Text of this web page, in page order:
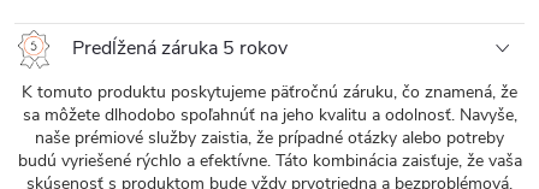
Predĺžená záruka 5 rokov
K tomuto produktu poskytujeme päťročnú záruku, čo znamená, že
sa môžete dlhodobo spoľahnúť na jeho kvalitu a odolnosť. Navyše,
naše prémiové služby zaistia, že prípadné otázky alebo potreby
budú vyriešené rýchlo a efektívne. Táto kombinácia zaisťuje, že vaša
skúsenosť s produktom bude vždy prvotriedna a bezproblémová.